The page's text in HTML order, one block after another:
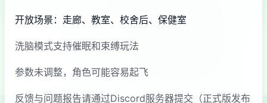
开放场景：走廊、教室、校舍后、保健室
洗脑模式支持催眠和束缚玩法
参数未调整，角色可能容易起飞
反馈与问题报告请通过Discord服务器提交（正式版发布